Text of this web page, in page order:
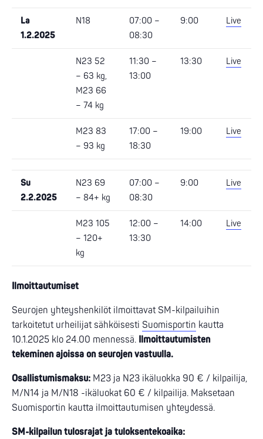
La
1.2.2025
N18
07:00 –
08:30
9:00 Live
N23 52
– 63 kg,
M23 66
– 74 kg
11:30 –
13:00
13:30 Live
M23 83
– 93 kg
17:00 –
18:30
19:00 Live
Su
2.2.2025
N23 69
– 84+ kg
07:00 –
08:30
9:00 Live
M23 105
– 120+
kg
12:00 –
13:30
14:00 Live
Ilmoittautumiset
Seurojen yhteyshenkilöt ilmoittavat SM-kilpailuihin
tarkoitetut urheilijat sähköisesti Suomisportin kautta
10.1.2025 klo 24.00 mennessä. Ilmoittautumisten
tekeminen ajoissa on seurojen vastuulla.
Osallistumismaksu: M23 ja N23 ikäluokka 90 € / kilpailija,
M/N14 ja M/N18 -ikäluokat 60 € / kilpailija. Maksetaan
Suomisportin kautta ilmoittautumisen yhteydessä.
SM-kilpailun tulosrajat ja tuloksentekoaika: